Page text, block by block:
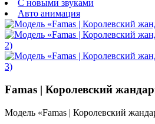
С новыми звуками
Авто анимация
Famas | Королевский
Модель «Famas | Королевский